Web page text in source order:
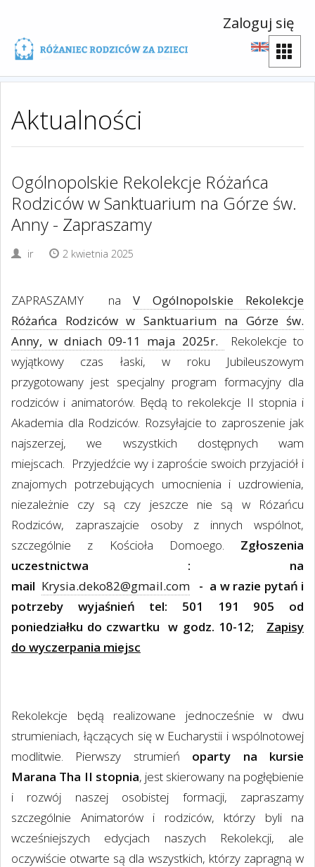
Zaloguj się
Aktualności
Ogólnopolskie Rekolekcje Różańca
Rodziców w Sanktuarium na Górze św.
Anny - Zapraszamy
ir 2 kwietnia 2025
ZAPRASZAMY naV Ogólnopolskie Rekolekcje
Różańca Rodziców w Sanktuarium na Górze św.
Anny, w dniach 09-11 maja 2025r.
Rekolekcje to
wyjątkowy czas łaski, w roku Jubileuszowym
przygotowany jest specjalny program formacyjny dla
rodziców i animatorów. Będą to rekolekcje II stopnia i
Akademia dla Rodziców. Rozsyłajcie to zaproszenie jak
najszerzej, we wszystkich dostępnych wam
miejscach. Przyjedźcie wy i zaproście swoich przyjaciół i
znajomych potrzebujących umocnienia i uzdrowienia,
niezależnie czy są czy jeszcze nie są w Rózańcu
Rodziców, zapraszajcie osoby z innych wspólnot,
szczególnie z Kościoła Domoego. Zgłoszenia
uczestnictwa : na
mail Krysia.deko82@gmail.com - a wrazie pytań i
potrzeby wyjaśnień tel: 501 191 905 od
poniedziałku do czwartku w godz. 10-12;
Zapisy
do wyczerpania miejsc
Rekolekcje będą realizowane jednocześnie w dwu
strumieniach, łączących się w Eucharystii i wspólnotowej
modlitwie. Pierwszy strumień oparty na kursie
Marana Tha II stopnia, jest skierowany na pogłębienie
i rozwój naszej osobistej formacji, zapraszamy
szczególnie Animatorów i rodziców, którzy byli na
wcześniejszych edycjach naszych Rekolekcji, ale
oczywiście otwarte są dla wszystkich, którzy zapragną w